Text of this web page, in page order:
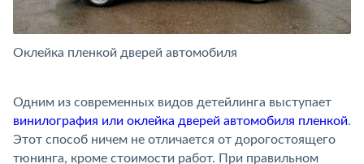
Оклейка пленкой дверей автомобиля
Одним из современных видов детейлинга выступает
винилография или оклейка дверей автомобиля пленкой.
Этот способ ничем не отличается от дорогостоящего
тюнинга, кроме стоимости работ. При правильном